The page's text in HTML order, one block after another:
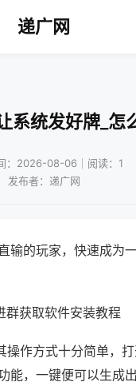
递广网
系统发好牌_怎
：2026-08-06｜阅读：1
发布者：递广网
的玩家，快速成为
获取软件安装教程
操作方式十分简单，
能，一键便可以生成